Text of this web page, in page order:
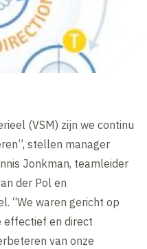
(VSM) zijn we continu
stellen manager
Jonkman, teamleider
der Pol en
“We waren gericht op
effectief en direct
van onze